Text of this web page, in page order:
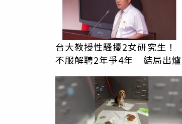
台大教授性騷擾2女研究生！
不服解聘2年爭4年 結局出爐